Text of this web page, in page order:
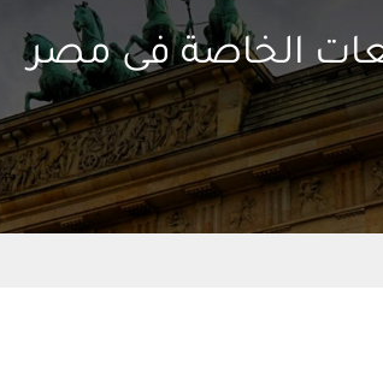
الخاصة فى مصر